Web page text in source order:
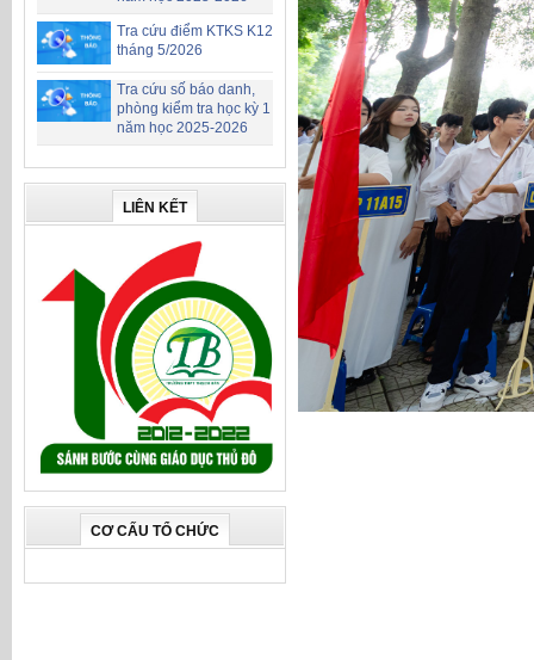
Tra cứu điểm KTKS K12
tháng 5/2026
Tra cứu số báo danh,
phòng kiểm tra học kỳ 1
năm học 2025-2026
LIÊN KẾT
CƠ CẤU TỔ CHỨC